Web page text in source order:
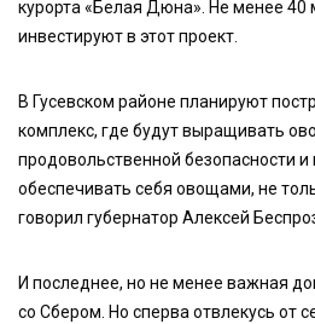
курорта «Белая Дюна». Не менее 40
инвестируют в этот проект.
В Гусевском районе планируют
комплекс, где будут выращивать
продовольственной безопасности
обеспечивать себя овощами, не
говорил губернатор Алексей
И последнее, но не менее важная
со Сбером. Но сперва отвлекусь от